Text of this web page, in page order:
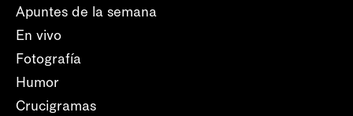
Apuntes de la semana
En vivo
Fotografía
Humor
Crucigramas